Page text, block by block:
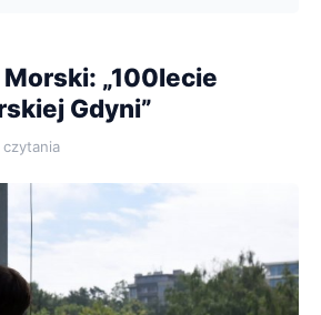
„100lecie
Gdyni”
czytania